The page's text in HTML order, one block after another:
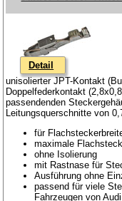
Detail
unisolierter JPT-Kontakt
Doppelfederkontakt
passendenden
Leitungsquerschnitte von
für
maximale
ohne Isolierung
mit Rastnase für
Ausführung ohne
passend für viele
Fahrzeugen von